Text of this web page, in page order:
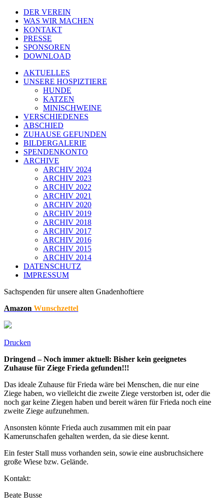
DER VEREIN
WAS WIR MACHEN
KONTAKT
PRESSE
SPONSOREN
DOWNLOAD
AKTUELLES
UNSERE HOSPIZTIERE
HUNDE
KATZEN
MINISCHWEINE
VERSCHIEDENES
ABSCHIED
ZUHAUSE GEFUNDEN
BILDERGALERIE
SPENDENKONTO
ARCHIVE
ARCHIV 2024
ARCHIV 2023
ARCHIV 2022
ARCHIV 2021
ARCHIV 2020
ARCHIV 2019
ARCHIV 2018
ARCHIV 2017
ARCHIV 2016
ARCHIV 2015
ARCHIV 2014
DATENSCHUTZ
IMPRESSUM
Sachspenden für unsere alten Gnadenhoftiere
Amazon Wunschzettel
Drucken
Dringend – Noch immer aktuell: Bisher kein geeignetes
Zuhause für Ziege Frieda gefunden!!!
Das ideale Zuhause für Frieda wäre bei Menschen, die nur eine
Ziege haben, wo vielleicht die zweite Ziege verstorben ist, oder die
noch gar keine Ziegen haben und bereit wären für Frieda noch eine
zweite Ziege aufzunehmen.
Ansonsten könnte Frieda auch zusammen mit ein paar
Kamerunschafen gehalten werden, da sie diese kennt.
Ein fester Stall muss vorhanden sein, sowie eine ausbruchsichere
große Wiese bzw. Gelände.
Kontakt:
Beate Busse